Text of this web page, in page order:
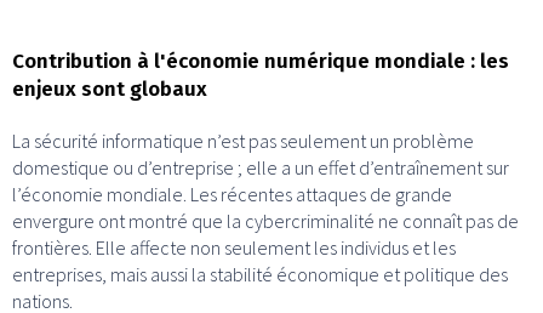
Contribution à l'économie numérique mondiale : les
enjeux sont globaux
La sécurité informatique n’est pas seulement un problème
domestique ou d’entreprise ; elle a un effet d’entraînement sur
l’économie mondiale. Les récentes attaques de grande
envergure ont montré que la cybercriminalité ne connaît pas de
frontières. Elle affecte non seulement les individus et les
entreprises, mais aussi la stabilité économique et politique des
nations.